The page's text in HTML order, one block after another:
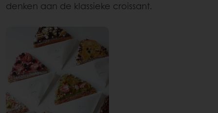
denken aan de klassieke croissant.